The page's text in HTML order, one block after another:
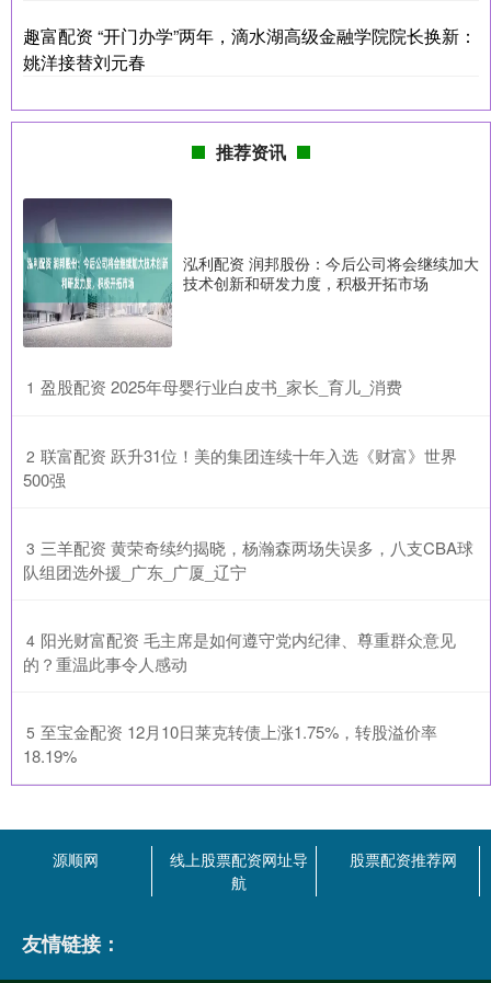
趣富配资 “开门办学”两年，滴水湖高级金融学院院长换新：
姚洋接替刘元春
推荐资讯
泓利配资 润邦股份：今后公司将会继续加大
技术创新和研发力度，积极开拓市场
1 ​盈股配资 2025年母婴行业白皮书_家长_育儿_消费
2 ​联富配资 跃升31位！美的集团连续十年入选《财富》世界
500强
3 ​三羊配资 黄荣奇续约揭晓，杨瀚森两场失误多，八支CBA球
队组团选外援_广东_广厦_辽宁
4 ​阳光财富配资 毛主席是如何遵守党内纪律、尊重群众意见
的？重温此事令人感动
5 ​至宝金配资 12月10日莱克转债上涨1.75%，转股溢价率
18.19%
源顺网
线上股票配资网址导
航
股票配资推荐网
友情链接：